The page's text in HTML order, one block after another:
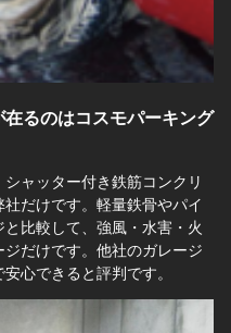
るのはコスモパーキング
ャッター付き鉄筋コンクリ
だけです。軽量鉄骨やパイ
比較して、強風・水害・火
だけです。他社のガレージ
心できると評判です。